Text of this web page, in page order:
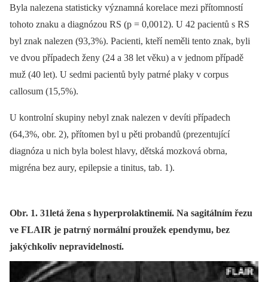
Byla nalezena statisticky významná korelace mezi přítomností
tohoto znaku a diagnózou RS (p = 0,0012). U 42 pacientů s RS
byl znak nalezen (93,3%). Pacienti, kteří neměli tento znak, byli
ve dvou případech ženy (24 a 38 let věku) a v jednom případě
muž (40 let). U sedmi pacientů byly patrné plaky v corpus
callosum (15,5%).
U kontrolní skupiny nebyl znak nalezen v devíti případech
(64,3%, obr. 2), přítomen byl u pěti probandů (prezentující
diagnóza u nich byla bolest hlavy, dětská mozková obrna,
migréna bez aury, epilepsie a tinitus, tab. 1).
Obr. 1. 31letá žena s hyperprolaktinemií. Na sagitálním řezu
ve FLAIR je patrný normální proužek ependymu, bez
jakýchkoliv nepravidelností.